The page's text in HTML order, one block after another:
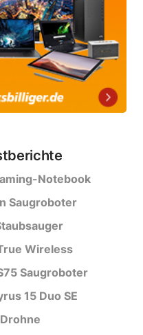
Notebook
Saugroboter
Wireless
Saugroboter
15 Duo SE